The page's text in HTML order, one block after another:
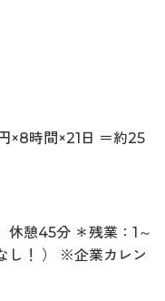
×8時間×21日 ＝約25
休憩45分 ＊残業：1～
し！ ） ※企業カレン